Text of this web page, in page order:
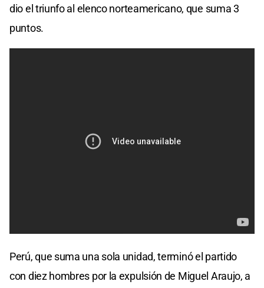
dio el triunfo al elenco norteamericano, que suma 3
puntos.
Perú, que suma una sola unidad, terminó el partido
con diez hombres por la expulsión de Miguel Araujo, a